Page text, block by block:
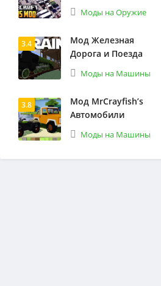
Моды на Оружие
3.4
Мод Железная
Дорога и Поезда
Моды на Машины
3.8
Мод MrCrayfish’s
Автомобили
Моды на Машины